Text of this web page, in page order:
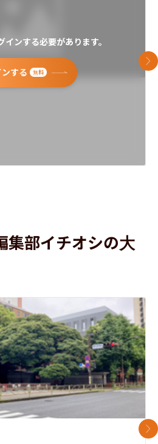
ンする必要があります。
する 無料
次
集部イチオシの大
次